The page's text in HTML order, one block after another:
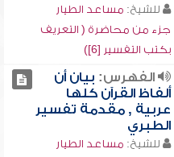
للشيخ: مساعد الطيار
جزء من محاضرة ( التعريف
بكتب التفسير [6])
الفهرس: بيان أن
ألفاظ القرآن كلها
عربية , مقدمة تفسير
الطبري
للشيخ: مساعد الطيار